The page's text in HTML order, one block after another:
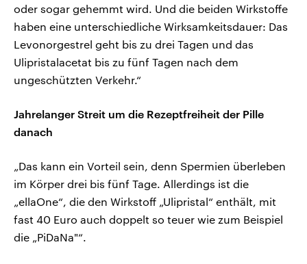
oder sogar gehemmt wird. Und die beiden Wirkstoffe
haben eine unterschiedliche Wirksamkeitsdauer: Das
Levonorgestrel geht bis zu drei Tagen und das
Ulipristalacetat bis zu fünf Tagen nach dem
ungeschützten Verkehr.“
Jahrelanger Streit um die Rezeptfreiheit der Pille
danach
„Das kann ein Vorteil sein, denn Spermien überleben
im Körper drei bis fünf Tage. Allerdings ist die
„ellaOne“, die den Wirkstoff „Ulipristal“ enthält, mit
fast 40 Euro auch doppelt so teuer wie zum Beispiel
die „PiDaNa"“.